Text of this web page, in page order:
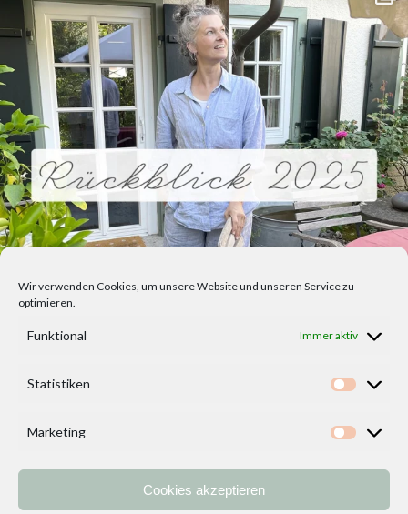
Wir verwenden Cookies, um unsere Website und unseren Service zu
optimieren.
Funktional Immer aktiv
Statistiken
Marketing
Cookies akzeptieren